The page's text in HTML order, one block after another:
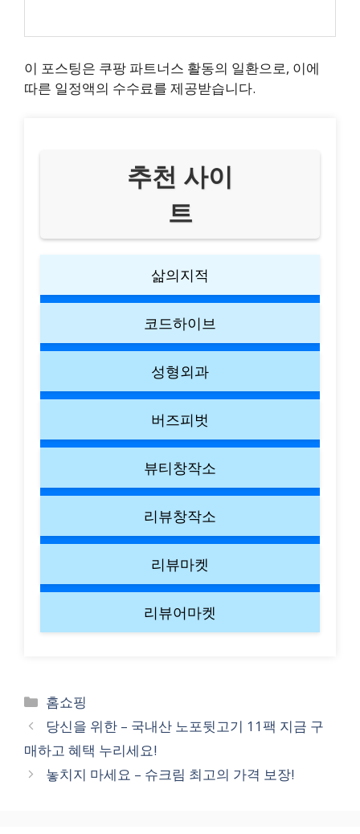
이 포스팅은 쿠팡 파트너스 활동의 일환으로, 이에
따른 일정액의 수수료를 제공받습니다.
추천 사이
트
삶의지적
코드하이브
성형외과
버즈피벗
뷰티창작소
리뷰창작소
리뷰마켓
리뷰어마켓
Categories
홈쇼핑
당신을 위한 – 국내산 노포뒷고기 11팩 지금 구
매하고 혜택 누리세요!
놓치지 마세요 – 슈크림 최고의 가격 보장!